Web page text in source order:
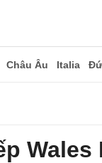
Châu Âu Italia
Wales